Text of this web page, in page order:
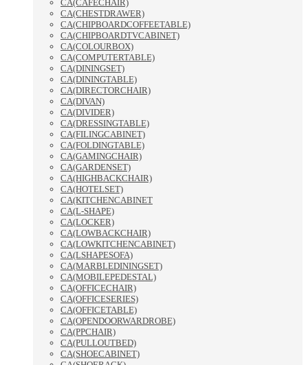
CA(CAFECHAIR)
CA(CHESTDRAWER)
CA(CHIPBOARDCOFFEETABLE)
CA(CHIPBOARDTVCABINET)
CA(COLOURBOX)
CA(COMPUTERTABLE)
CA(DININGSET)
CA(DININGTABLE)
CA(DIRECTORCHAIR)
CA(DIVAN)
CA(DIVIDER)
CA(DRESSINGTABLE)
CA(FILINGCABINET)
CA(FOLDINGTABLE)
CA(GAMINGCHAIR)
CA(GARDENSET)
CA(HIGHBACKCHAIR)
CA(HOTELSET)
CA(KITCHENCABINET
CA(L-SHAPE)
CA(LOCKER)
CA(LOWBACKCHAIR)
CA(LOWKITCHENCABINET)
CA(LSHAPESOFA)
CA(MARBLEDININGSET)
CA(MOBILEPEDESTAL)
CA(OFFICECHAIR)
CA(OFFICESERIES)
CA(OFFICETABLE)
CA(OPENDOORWARDROBE)
CA(PPCHAIR)
CA(PULLOUTBED)
CA(SHOECABINET)